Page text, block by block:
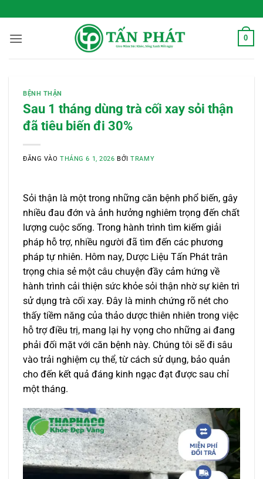
qua
nội
0
BỆNH THẬN
Sau 1 tháng dùng trà cối xay sỏi thận
đã tiêu biến đi 30%
ĐĂNG VÀOTHÁNG 6 1, 2026 BỞITRAMY
Sỏi thận là một trong những căn bệnh phổ biến, gây
nhiều đau đớn và ảnh hưởng nghiêm trọng đến chất
lượng cuộc sống. Trong hành trình tìm kiếm giải
pháp hỗ trợ, nhiều người đã tìm đến các phương
pháp tự nhiên. Hôm nay, Dược Liệu Tấn Phát trân
trọng chia sẻ một câu chuyện đầy cảm hứng về
hành trình cải thiện sức khỏe sỏi thận nhờ sự kiên trì
sử dụng trà cối xay. Đây là minh chứng rõ nét cho
thấy tiềm năng của thảo dược thiên nhiên trong việc
hỗ trợ điều trị, mang lại hy vọng cho những ai đang
phải đối mặt với căn bệnh này. Chúng tôi sẽ đi sâu
vào trải nghiệm cụ thể, từ cách sử dụng, bảo quản
cho đến kết quả đáng kinh ngạc đạt được sau chỉ
một tháng.